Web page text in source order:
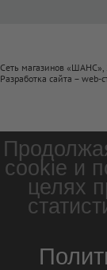
Сеть магазинов
Разработка сайта – web-
cookie и
целях